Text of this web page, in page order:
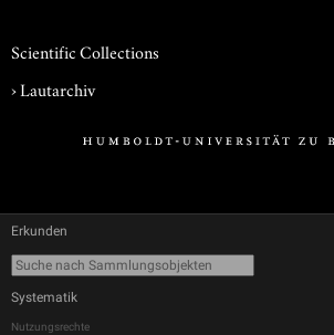
Scientific Collections
›Lautarchiv
Erkunden
Systematik
Nutzungsrechte